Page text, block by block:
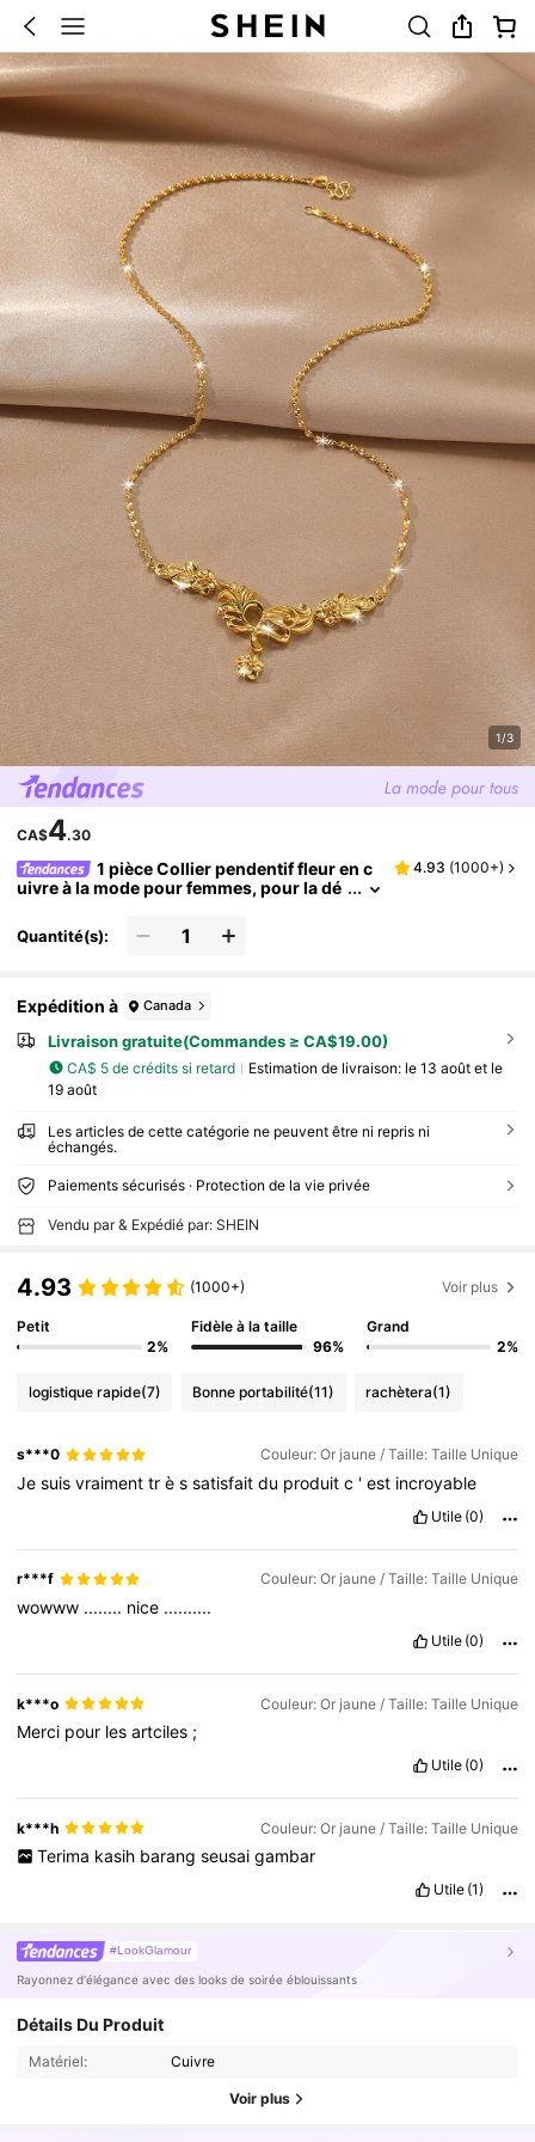
1/3
CA$4.30
1 pièce Collier pendentif fleur en c
uivre à la mode pour femmes, pour la dé
4.93 (1000+)
Quantité(s):
Expédition à Canada
Livraison gratuite(Commandes ≥ CA$19.00)
CA$ 5 de crédits si retard Estimation de livraison: le 13 août et le
19 août
Les articles de cette catégorie ne peuvent être ni repris ni
échangés.
Paiements sécurisés · Protection de la vie privée
Vendu par & Expédié par: SHEIN
4.93 (1000+) Voir plus
Petit
2%
Fidèle à la taille
96%
Grand
2%
logistique rapide(7) Bonne portabilité(11) rachètera(1)
s***0 Couleur: Or jaune / Taille: Taille Unique
Jesuisvraimenttrèssatisfaitdu produitc 'est incroyable
Utile (0)
r***f Couleur: Or jaune / Taille: Taille Unique
wowww ........ nice ..........
Utile (0)
k***o Couleur: Or jaune / Taille: Taille Unique
Merci pour lesartciles ;
Utile (0)
k***h Couleur: Or jaune / Taille: Taille Unique
Terima kasih barang seusai gambar
Utile (1)
#LookGlamour
Rayonnez d'élégance avec des looks de soirée éblouissants
Détails Du Produit
Matériel: Cuivre
Voir plus